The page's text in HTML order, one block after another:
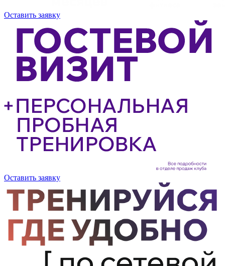
Оставить заявку
Оставить заявку